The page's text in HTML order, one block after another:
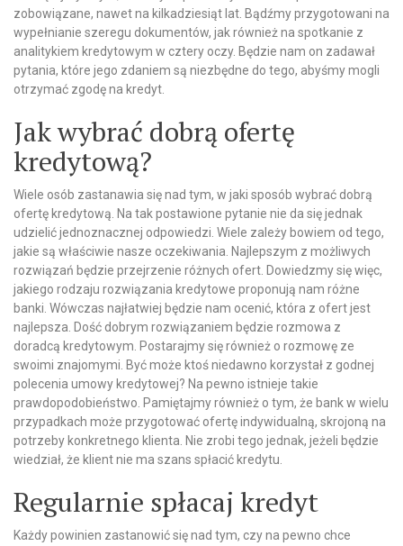
zobowiązane, nawet na kilkadziesiąt lat. Bądźmy przygotowani na
wypełnianie szeregu dokumentów, jak również na spotkanie z
analitykiem kredytowym w cztery oczy. Będzie nam on zadawał
pytania, które jego zdaniem są niezbędne do tego, abyśmy mogli
otrzymać zgodę na kredyt.
Jak wybrać dobrą ofertę
kredytową?
Wiele osób zastanawia się nad tym, w jaki sposób wybrać dobrą
ofertę kredytową. Na tak postawione pytanie nie da się jednak
udzielić jednoznacznej odpowiedzi. Wiele zależy bowiem od tego,
jakie są właściwie nasze oczekiwania. Najlepszym z możliwych
rozwiązań będzie przejrzenie różnych ofert. Dowiedzmy się więc,
jakiego rodzaju rozwiązania kredytowe proponują nam różne
banki. Wówczas najłatwiej będzie nam ocenić, która z ofert jest
najlepsza. Dość dobrym rozwiązaniem będzie rozmowa z
doradcą kredytowym. Postarajmy się również o rozmowę ze
swoimi znajomymi. Być może ktoś niedawno korzystał z godnej
polecenia umowy kredytowej? Na pewno istnieje takie
prawdopodobieństwo. Pamiętajmy również o tym, że bank w wielu
przypadkach może przygotować ofertę indywidualną, skrojoną na
potrzeby konkretnego klienta. Nie zrobi tego jednak, jeżeli będzie
wiedział, że klient nie ma szans spłacić kredytu.
Regularnie spłacaj kredyt
Każdy powinien zastanowić się nad tym, czy na pewno chce